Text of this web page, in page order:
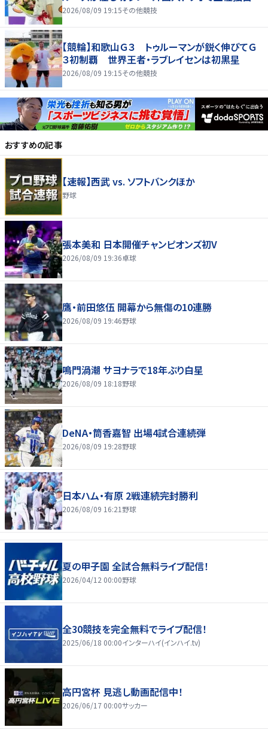
2026/08/09 19:15その他競技
【競輪】和歌山Ｇ３ トゥルーマンが鋭く伸びてＧ
３初制覇 世界王者・ラブレイセンは初黒星
2026/08/09 19:15その他競技
おすすめの記事
【速報】西武 vs. ソフトバンクほか
野球
張本美和 日本開催チャンピオンズ初V
2026/08/09 19:36卓球
鷹・前田悠伍 開幕から無傷の10連勝
2026/08/09 19:46野球
鳴門渦潮 サヨナラで18年ぶり白星
2026/08/09 18:18野球
DeNA・筒香嘉智 出場4試合連続弾
2026/08/09 19:28野球
日本ハム・有原 2戦連続完封勝利
2026/08/09 16:21 野球
夏の甲子園 全試合無料ライブ配信！
2026/04/12 00:00野球
全30競技を完全無料でライブ配信！
2025/06/18 00:00インターハイ(インハイ.tv)
高円宮杯 見逃し動画配信中！
2026/06/17 00:00サッカー